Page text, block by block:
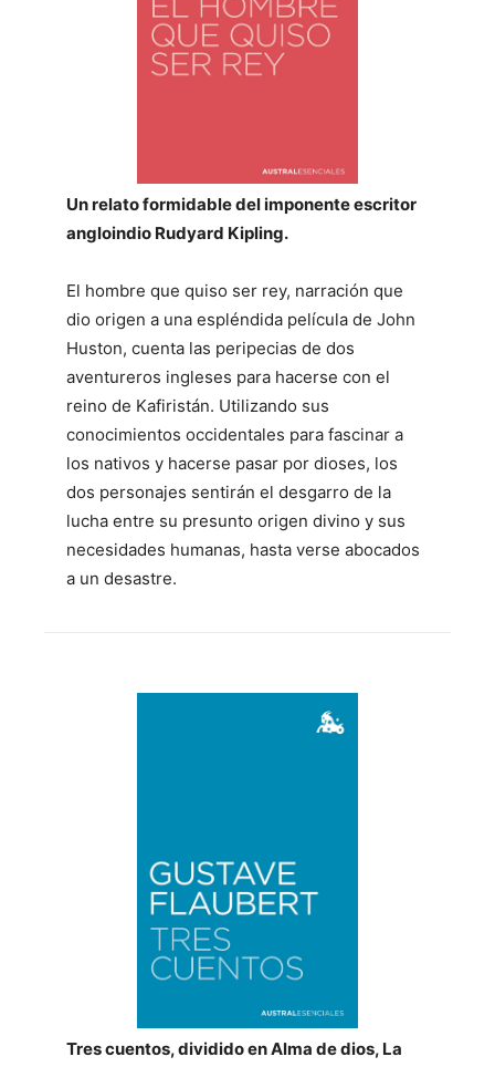
Un relato formidable del imponente escritor
angloindio Rudyard Kipling.
El hombre que quiso ser rey, narración que
dio origen a una espléndida película de John
Huston, cuenta las peripecias de dos
aventureros ingleses para hacerse con el
reino de Kafiristán. Utilizando sus
conocimientos occidentales para fascinar a
los nativos y hacerse pasar por dioses, los
dos personajes sentirán el desgarro de la
lucha entre su presunto origen divino y sus
necesidades humanas, hasta verse abocados
a un desastre.
Tres cuentos, dividido en Alma de dios, La